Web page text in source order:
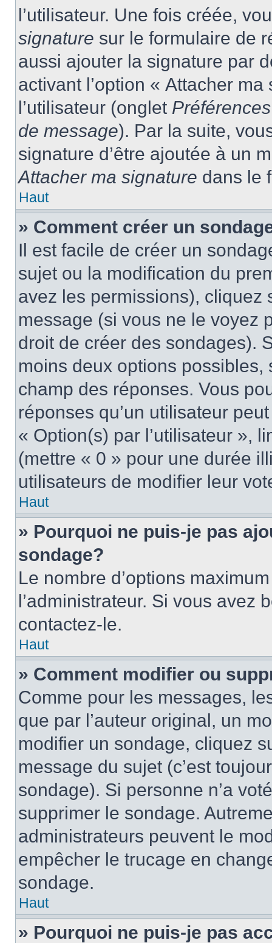
l’utilisateur. Une fois créée,
signature sur le formulaire de
aussi ajouter la signature par
activant l’option « Attacher
l’utilisateur (onglet
de message). Par la suite,
signature d’être ajoutée à un
Attacher ma signature dans le
Haut
» Comment créer un
Il est facile de créer un
sujet ou la modification du
avez les permissions), cliquez
message (si vous ne le voyez
droit de créer des sondages).
moins deux options
champ des réponses. Vous
réponses qu’un utilisateur
« Option(s) par l’utilisateur »,
(mettre « 0 » pour une durée
utilisateurs de modifier leur
Haut
» Pourquoi ne puis-je pas
sondage?
Le nombre d’options
l’administrateur. Si vous avez
contactez-le.
Haut
» Comment modifier ou
Comme pour les messages,
que par l’auteur original, un
modifier un sondage, cliquez
message du sujet (c’est
sondage). Si personne n’a
supprimer le sondage.
administrateurs peuvent le
empêcher le trucage en
sondage.
Haut
» Pourquoi ne puis-je pas